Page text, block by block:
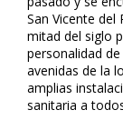
San Vicente del
mitad del siglo
personalidad
avenidas de la
amplias
sanitaria a